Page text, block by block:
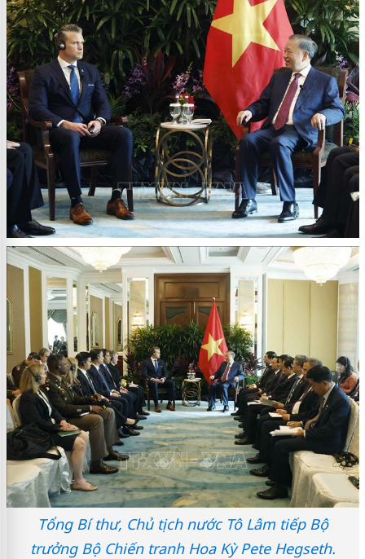
Tổng Bí thư, Chủ tịch nước Tô Lâm tiếp Bộ
trưởng Bộ Chiến tranh Hoa Kỳ Pete Hegseth.